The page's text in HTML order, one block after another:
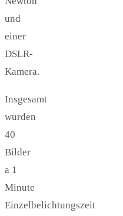
und
einer
DSLR-
Kamera.
Insgesamt
wurden
40
Bilder
a 1
Minute
Einzelbelichtungszeit